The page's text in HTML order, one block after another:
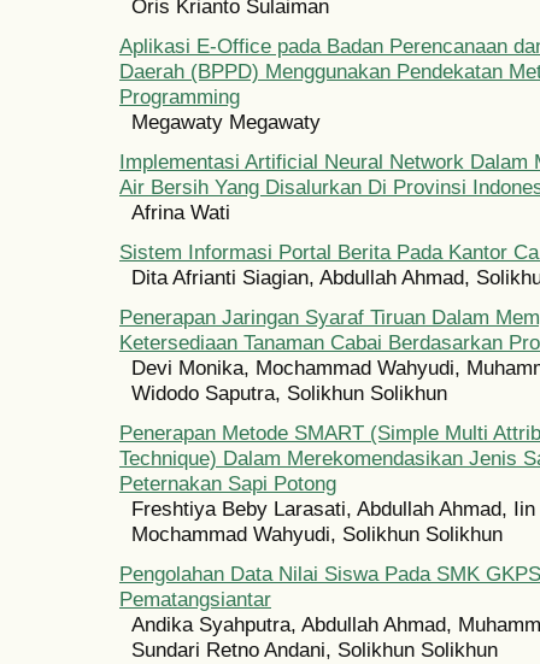
Oris Krianto Sulaiman
Aplikasi E-Office pada Badan Perencanaan
Daerah (BPPD) Menggunakan Pendekatan
Programming
Megawaty Megawaty
Implementasi Artificial Neural Network Dalam
Air Bersih Yang Disalurkan Di Provinsi
Afrina Wati
Sistem Informasi Portal Berita Pada Kantor
Dita Afrianti Siagian, Abdullah Ahmad,
Penerapan Jaringan Syaraf Tiruan Dalam
Ketersediaan Tanaman Cabai Berdasarkan
Devi Monika, Mochammad Wahyudi,
Widodo Saputra, Solikhun Solikhun
Penerapan Metode SMART (Simple Multi
Technique) Dalam Merekomendasikan Jenis
Peternakan Sapi Potong
Freshtiya Beby Larasati, Abdullah Ahmad,
Mochammad Wahyudi, Solikhun Solikhun
Pengolahan Data Nilai Siswa Pada SMK
Pematangsiantar
Andika Syahputra, Abdullah Ahmad,
Sundari Retno Andani, Solikhun Solikhun